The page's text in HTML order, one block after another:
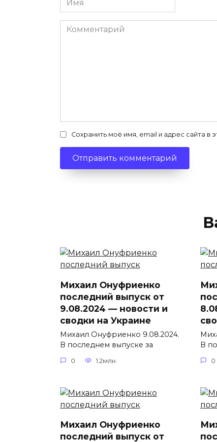
*
Комментарий
Сохранить моё имя, email и адрес сайта
Михаил Онуфриенко
последний выпуск от
9.08.2024 — новости и
сводки на Украине
Михаил Онуфриенко 9.08.2024.
В последнем выпуске за
0 1.2млн.
В
0
Михаил Онуфриенко
последний выпуск от